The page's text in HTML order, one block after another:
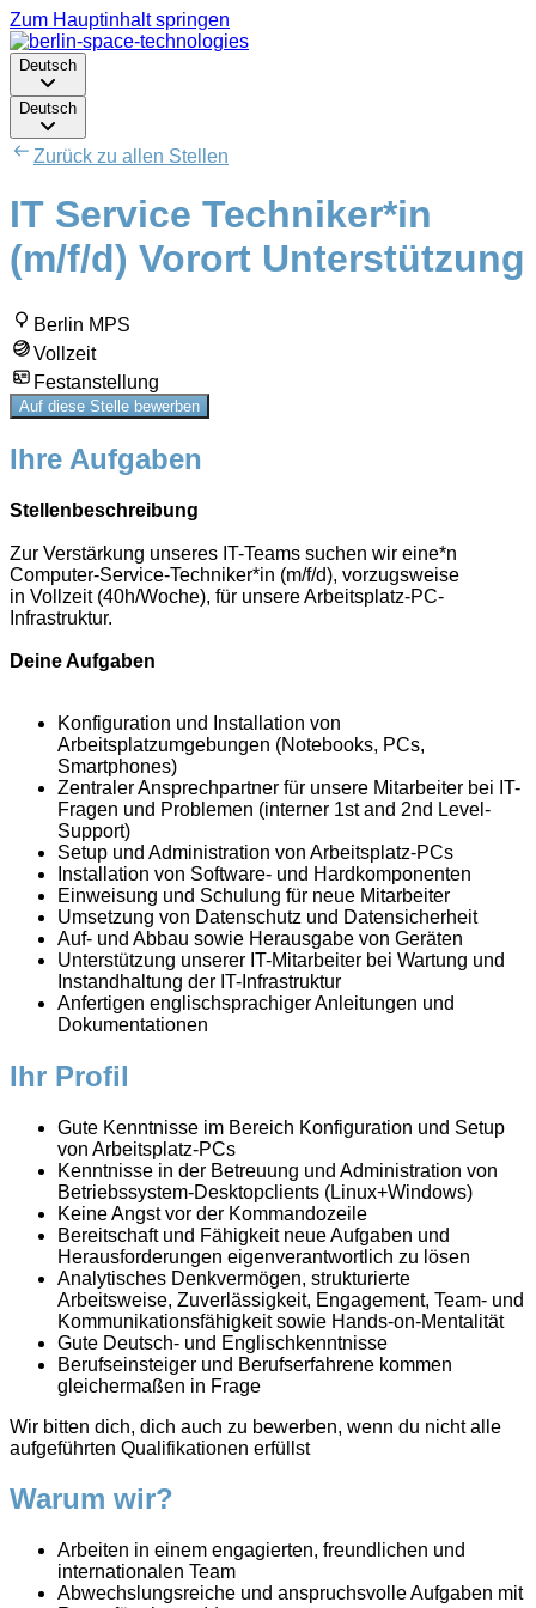
Zum Hauptinhalt springen
Deutsch
Deutsch
Zurück zu allen Stellen
IT Service Techniker*in
(m/f/d) Vorort Unterstützung
Berlin MPS
Vollzeit
Festanstellung
Auf diese Stelle bewerben
Ihre Aufgaben
Stellenbeschreibung
Zur Verstärkung unseres IT-Teams suchen wir eine*n
Computer-Service-Techniker*in (m/f/d), vorzugsweise
in Vollzeit (40h/Woche), für unsere Arbeitsplatz-PC-
Infrastruktur.
Deine Aufgaben
Konfiguration und Installation von
Arbeitsplatzumgebungen (Notebooks, PCs,
Smartphones)
Zentraler Ansprechpartner für unsere Mitarbeiter bei IT-
Fragen und Problemen (interner 1st and 2nd Level-
Support)
Setup und Administration von Arbeitsplatz-PCs
Installation von Software- und Hardkomponenten
Einweisung und Schulung für neue Mitarbeiter
Umsetzung von Datenschutz und Datensicherheit
Auf- und Abbau sowie Herausgabe von Geräten
Unterstützung unserer IT-Mitarbeiter bei Wartung und
Instandhaltung der IT-Infrastruktur
Anfertigen englischsprachiger Anleitungen und
Dokumentationen
Ihr Profil
Gute Kenntnisse im Bereich Konfiguration und Setup
von Arbeitsplatz-PCs
Kenntnisse in der Betreuung und Administration von
Betriebssystem-Desktopclients (Linux+Windows)
Keine Angst vor der Kommandozeile
Bereitschaft und Fähigkeit neue Aufgaben und
Herausforderungen eigenverantwortlich zu lösen
Analytisches Denkvermögen, strukturierte
Arbeitsweise, Zuverlässigkeit, Engagement, Team- und
Kommunikationsfähigkeit sowie Hands-on-Mentalität
Gute Deutsch- und Englischkenntnisse
Berufseinsteiger und Berufserfahrene kommen
gleichermaßen in Frage
Wir bitten dich, dich auch zu bewerben, wenn du nicht alle
aufgeführten Qualifikationen erfüllst
Warum wir?
Arbeiten in einem engagierten, freundlichen und
internationalen Team
Abwechslungsreiche und anspruchsvolle Aufgaben mit